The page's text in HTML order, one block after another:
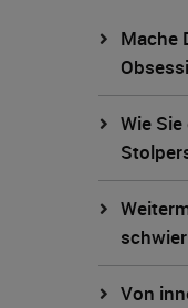
Mache
Wie
Von